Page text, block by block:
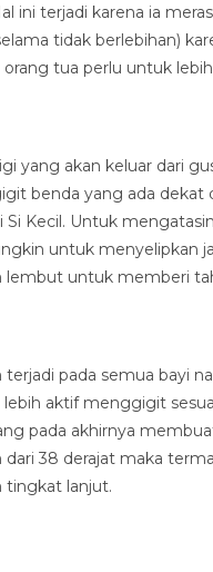
ini terjadi karena ia
tidak berlebihan)
tua perlu untuk
yang akan keluar dari
benda yang ada dekat
Kecil. Untuk
untuk menyelipkan
lembut untuk memberi
pada semua bayi
lebih aktif menggigit
pada akhirnya
38 derajat maka
tingkat lanjut.